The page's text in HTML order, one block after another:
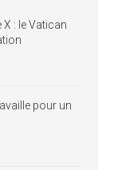
: le Vatican
pour un